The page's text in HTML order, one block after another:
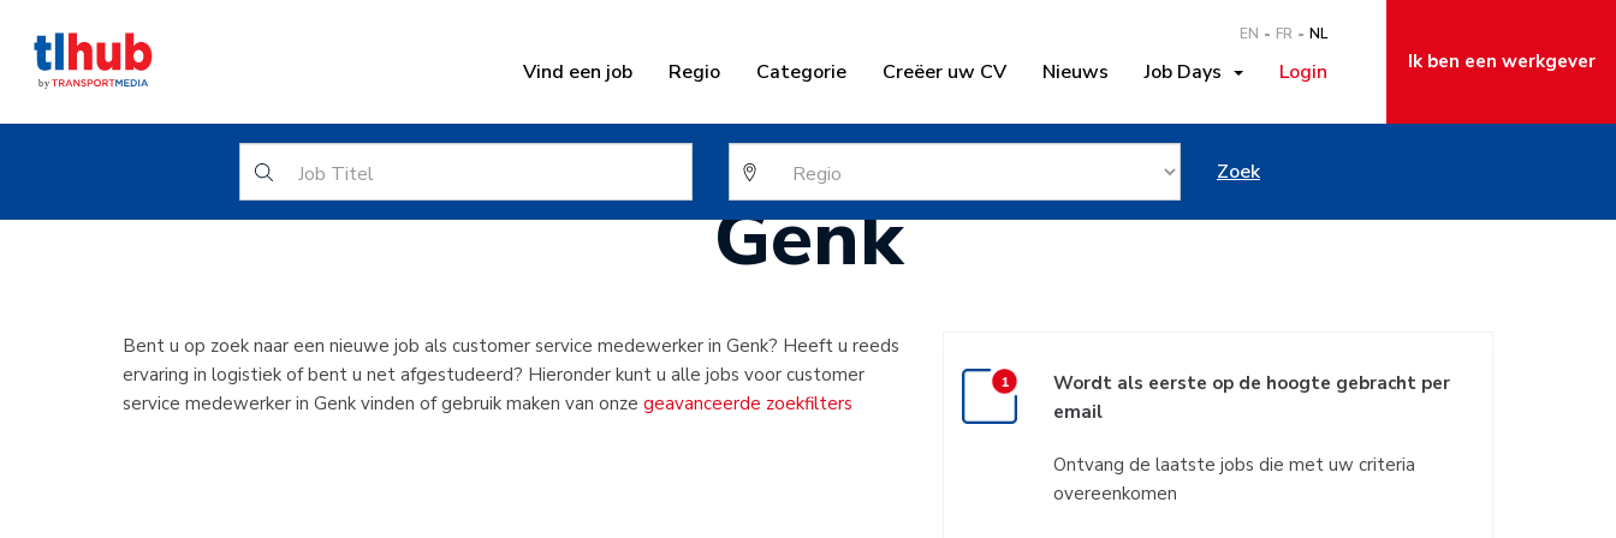
EN FR NL
Vind een job Regio Categorie Creëer uw CV Nieuws Job Days Login Ik ben een werkgever
Zoek
Customer service medewerker in
Genk
Bent u op zoek naar een nieuwe job als customer service medewerker in Genk? Heeft u reeds
ervaring in logistiek of bent u net afgestudeerd? Hieronder kunt u alle jobs voor customer
service medewerker in Genk vinden of gebruik maken van onze geavanceerde zoekfilters
Wordt als eerste op de hoogte gebracht per
email
Ontvang de laatste jobs die met uw criteria
overeenkomen